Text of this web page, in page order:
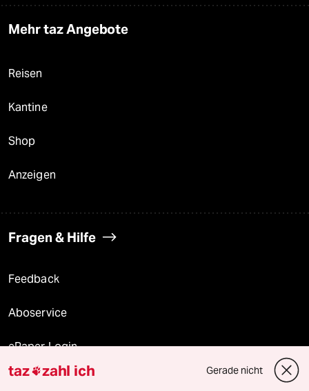
Mehr taz Angebote
Reisen
Kantine
Shop
Anzeigen
Fragen & Hilfe
Feedback
Aboservice
ePaper Login
Downloads für Abonnierende
taz zahl ich Gerade nicht